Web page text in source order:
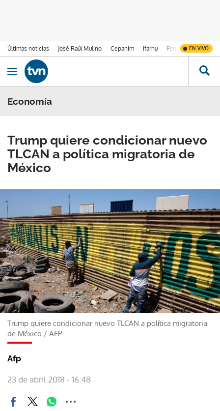
Últimas noticias José Raúl Mulino Cepanim Ifarhu Fenómeno de El
EN VIVO
Ir al contenido
Obrir navegació
Economía
Trump quiere condicionar nuevo
TLCAN a política migratoria de
México
Trump quiere condicionar nuevo TLCAN a política migratoria
de México / AFP
Afp
23 de abril 2018 - 16:48